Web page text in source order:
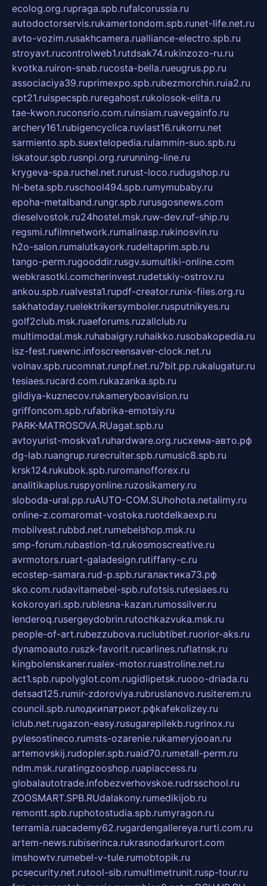
ecolog.org.rupraga.spb.rufalcorussia.ru
autodoctorservis.rukamertondom.spb.runet-life.net.ru
avto-vozim.rusakhcamera.rualliance-electro.spb.ru
stroyavt.rucontrolweb1.rutdsak74.rukinzozo-ru.ru
kvotka.ruiron-snab.rucosta-bella.rueugrus.pp.ru
associaciya39.ruprimexpo.spb.rubezmorchin.ruia2.ru
cpt21.ruispecspb.ruregahost.rukolosok-elita.ru
tae-kwon.ruconsrio.com.ruinsiam.ruavegainfo.ru
archery161.rubigencyclica.ruvlast16.rukorru.net
sarmiento.spb.suextelopedia.rulammin-suo.spb.ru
iskatour.spb.rusnpi.org.rurunning-line.ru
krygeva-spa.ruchel.net.rurust-loco.rudugshop.ru
hl-beta.spb.ruschool494.spb.rumymubaby.ru
epoha-metalband.rungr.spb.rurusgosnews.com
dieselvostok.ru24hostel.msk.ruw-dev.ruf-ship.ru
regsmi.rufilmnetwork.rumalinasp.rukinosvin.ru
h2o-salon.rumalutkayork.rudeltaprim.spb.ru
tango-perm.rugooddir.rusgv.sumultiki-online.com
webkrasotki.comcherinvest.rudetskiy-ostrov.ru
ankou.spb.rualvesta1.rupdf-creator.runix-files.org.ru
sakhatoday.ruelektrikersymboler.rusputnikyes.ru
golf2club.msk.ruaeforums.ruzallclub.ru
multimodal.msk.ruhabaigry.ruhaikko.rusobakopedia.ru
isz-fest.ruewnc.infoscreensaver-clock.net.ru
volnav.spb.rucomnat.runpf.net.ru7bit.pp.rukalugatur.ru
tesiaes.rucard.com.rukazanka.spb.ru
gildiya-kuznecov.rukameryboavision.ru
griffoncom.spb.rufabrika-emotsiy.ru
PARK-MATROSOVA.RUagat.spb.ru
avtoyurist-moskva1.ruhardware.org.ruсхема-авто.рф
dg-lab.ruangrup.rurecruiter.spb.rumusic8.spb.ru
krsk124.rukubok.spb.ruromanofforex.ru
analitikaplus.ruspyonline.ruzosikamery.ru
sloboda-ural.pp.ruAUTO-COM.SUhohota.netalimy.ru
online-z.comaromat-vostoka.ruotdelkaexp.ru
mobilvest.rubbd.net.rumebelshop.msk.ru
smp-forum.rubastion-td.rukosmoscreative.ru
avrmotors.ruart-galadesign.rutiffany-c.ru
ecostep-samara.rud-p.spb.ruгалактика73.рф
sko.com.rudavitamebel-spb.rufotsis.rutesiaes.ru
kokoroyari.spb.rublesna-kazan.rumossilver.ru
lenderoq.rusergeydobrin.rutochkazvuka.msk.ru
people-of-art.rubezzubova.ruclubtibet.ruorior-aks.ru
dynamoauto.ruszk-favorit.rucarlines.ruflatnsk.ru
kingbolenskaner.rualex-motor.ruastroline.net.ru
act1.spb.rupolyglot.com.rugidlipetsk.ruooo-driada.ru
detsad125.rumir-zdoroviya.rubruslanovo.rusiterem.ru
council.spb.ruлодкипатриот.рфkafekolizey.ru
iclub.net.rugazon-easy.rusugarepilekb.rugrinox.ru
pylesostineco.rumsts-ozarenie.rukameryjooan.ru
artemovskij.rudopler.spb.ruaid70.rumetall-perm.ru
ndm.msk.ruratingzooshop.ruapiaccess.ru
globalautotrade.infobezverhovskoe.rudrsschool.ru
ZOOSMART.SPB.RUdalakony.rumedikijob.ru
remontt.spb.ruphotostudia.spb.rumyragon.ru
terramia.ruacademy62.rugardengallereya.rurti.com.ru
artem-news.rubiserinca.rukrasnodarkurort.com
imshowtv.rumebel-v-tule.rumobtopik.ru
pcsecurity.net.rutool-sib.rumultimetrunit.rusp-tour.ru